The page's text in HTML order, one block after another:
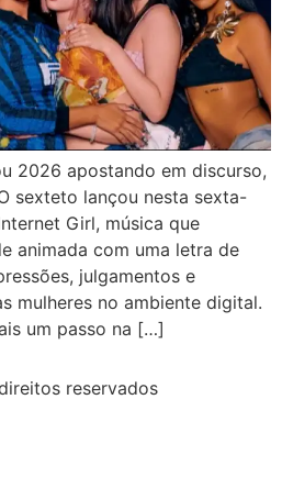
2026 apostando em discurso,
sexteto lançou nesta sexta-
Girl, música que
animada com uma letra de
julgamentos e
mulheres no ambiente digital.
um passo na […]
reservados